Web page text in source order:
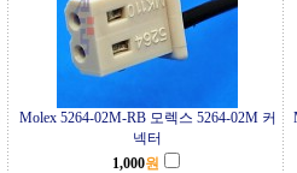
Molex 5264-02M-RB 모렉스 5264-02M 커
넥터
1,000원